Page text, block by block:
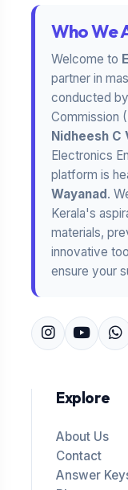
Who We
Welcome to
partner in
conducted
Commission
Nidheesh C
Electronics
platform is
Wayanad.
Kerala's
materials,
innovative
ensure your
Explore
About Us
Contact
Answer